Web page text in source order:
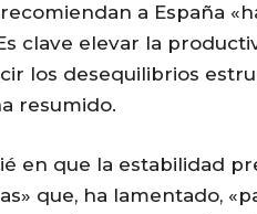
a España
clave elevar la
los desequilibrios
resumido.
en que la estabilidad
que, ha lamentado,